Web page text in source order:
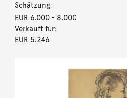
Schätzung:
EUR 6.000- 8.000
Verkauft für:
EUR 5.246